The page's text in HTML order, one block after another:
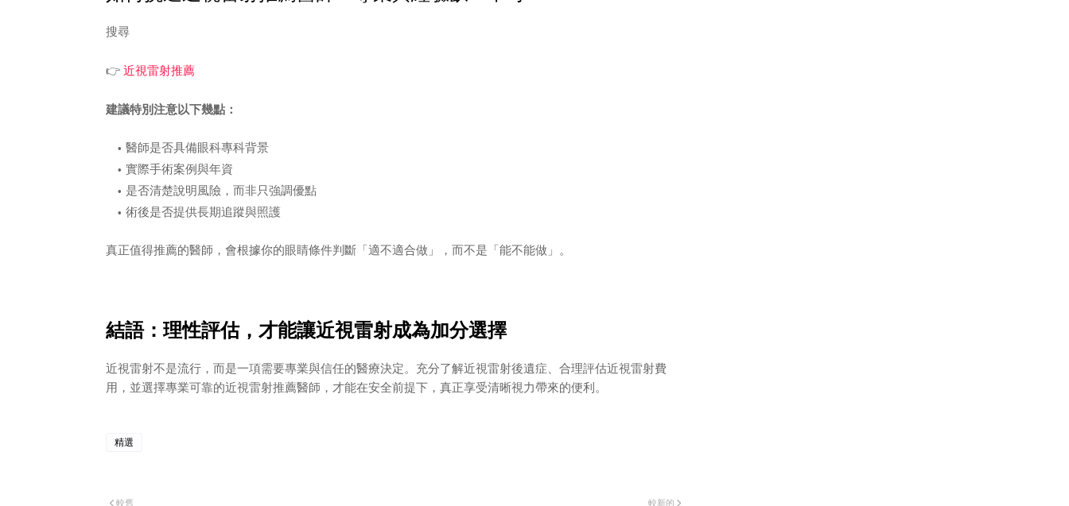
搜尋
👉 近視雷射推薦
建議特別注意以下幾點：
醫師是否具備眼科專科背景
實際手術案例與年資
是否清楚說明風險，而非只強調優點
術後是否提供長期追蹤與照護
真正值得推薦的醫師，會根據你的眼睛條件判斷「適不適合做」，而不是「能不能做」。
結語：理性評估，才能讓近視雷射成為加分選擇
近視雷射不是流行，而是一項需要專業與信任的醫療決定。充分了解近視雷射後遺症、合理評估近視雷射費
用，並選擇專業可靠的近視雷射推薦醫師，才能在安全前提下，真正享受清晰視力帶來的便利。
精選
較新的
較舊